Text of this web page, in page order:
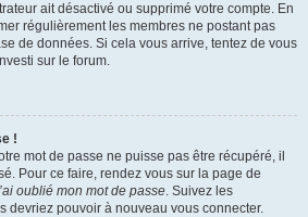
ait désactivé ou supprimé votre compte. En
régulièrement les membres ne postant pas
de données. Si cela vous arrive, tentez de vous
sur le forum.
!
mot de passe ne puisse pas être récupéré, il
Pour ce faire, rendez vous sur la page de
oublié mon mot de passe. Suivez les
devriez pouvoir à nouveau vous connecter.